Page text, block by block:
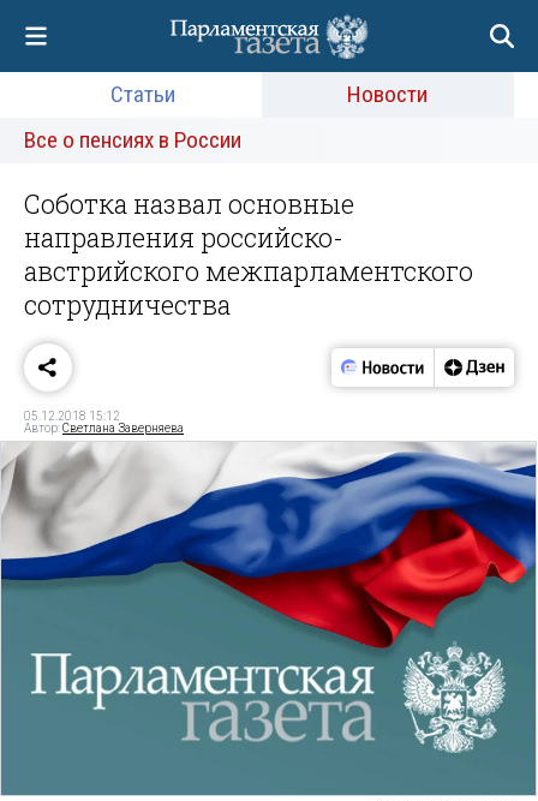
Статьи
Новости
Все о пенсиях в России
Соботка назвал основные
направления российско-
австрийского межпарламентского
сотрудничества
05.12.2018 15:12
Автор:Светлана Заверняева